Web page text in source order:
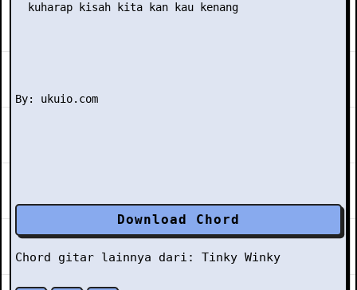
  kuharap kisah kita kan kau kenang
Download Chord
Chord gitar lainnya dari: Tinky Winky